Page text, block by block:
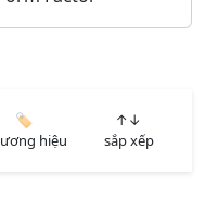
🏷️
hiệu
↑↓
sắp xếp